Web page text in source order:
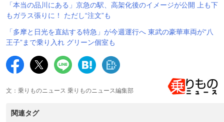
「本当の品川にある」京急の駅、高架化後のイメージが公開 上も下
もガラス張りに！ ただし“注文”も
「多摩と日光を直結する特急」が今週運行へ 東武の豪華車両が“八
王子”まで乗り入れ グリーン個室も
文：乗りものニュース 乗りものニュース編集部
関連タグ